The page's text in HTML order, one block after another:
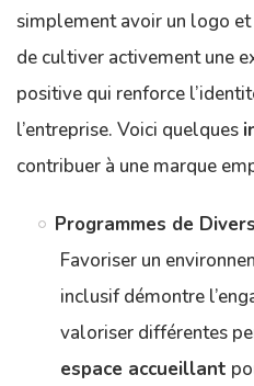
simplement avoir un logo et
de cultiver activement une
positive qui renforce
l’entreprise. Voici quelques
contribuer à une marque
Programmes de
Favoriser un
inclusif démontre
valoriser différentes
espace accueillant